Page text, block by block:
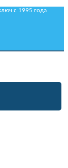
с 1995 года